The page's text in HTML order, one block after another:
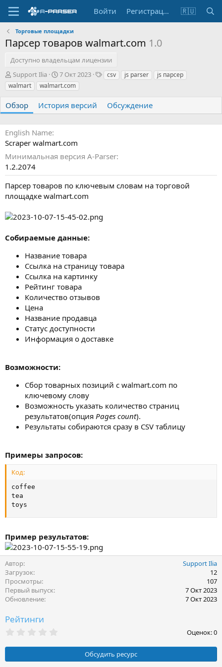
Войти Регистрация 🇷🇺
Торговые площадки
Парсер товаров walmart.com 1.0
Доступно владельцам лицензии
А
в
т
о
р
Support Ilia
Д
а
т
с
а
н
7 Окт 2023
Т csv js parser
js парсер
walmart
walmart.com
Обзор История версий Обсуждение
English Name
Scraper walmart.com
Минимальная версия A-Parser
1.2.2074
Парсер товаров по ключевым словам на торговой
площадке walmart.com
Собираемые данные:
Название товара
Ссылка на страницу товара
Ссылка на картинку
Рейтинг товара
Количество отзывов
Цена
Название продавца
Статус доступности
Информация о доставке
Возможности:
Сбор товарных позиций с walmart.com по
ключевому слову
Возможность указать количество страниц
результатов(опция Pages count).
Результаты собираются сразу в CSV таблицу
Примеры запросов:
Код:
coffee
tea
toys
Пример результатов:
Автор
Support Ilia
Загрузок
12
Просмотры
107
Первый выпуск
7 Окт 2023
Обновление
7 Окт 2023
Рейтинги
0
з
Оценок: 0
Обсудить ресурс